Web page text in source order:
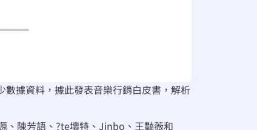
據資料，據此發表音樂行銷白皮書，解析
、陳芳語、?te壞特、Jinbo、王豔薇和